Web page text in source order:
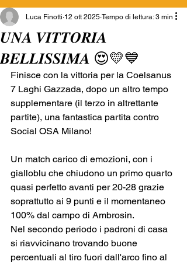
𝑼𝑵𝑨 𝑽𝑰𝑻𝑻𝑶𝑹𝑰𝑨
𝑩𝑬𝑳𝑳𝑰𝑺𝑺𝑰𝑴𝑨 😍💛💙
Luca Finotti 12 ott 2025 Tempo di lettura: 3 min
Finisce con la vittoria per la Coelsanus
7 Laghi Gazzada, dopo un altro tempo
supplementare (il terzo in altrettante
partite), una fantastica partita contro
Social OSA Milano!
Un match carico di emozioni, con i
gialloblu che chiudono un primo quarto
quasi perfetto avanti per 20-28 grazie
soprattutto ai 9 punti e il momentaneo
100% dal campo di Ambrosin.
Nel secondo periodo i padroni di casa
si riavvicinano trovando buone
percentuali al tiro fuori dall'arco fino al